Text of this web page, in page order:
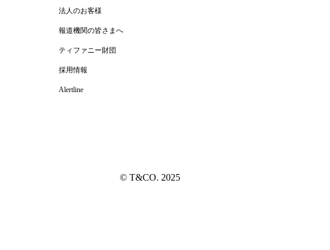
法人のお客様
報道機関の皆さまへ
ティファニー財団
採用情報
Alertline
© T&CO. 2025